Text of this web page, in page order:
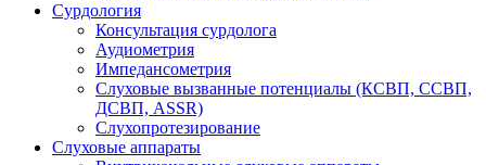
Сурдология
Консультация сурдолога
Аудиометрия
Импедансометрия
Слуховые вызванные потенциалы (КСВП, ССВП,
ДСВП, ASSR)
Слухопротезирование
Слуховые аппараты